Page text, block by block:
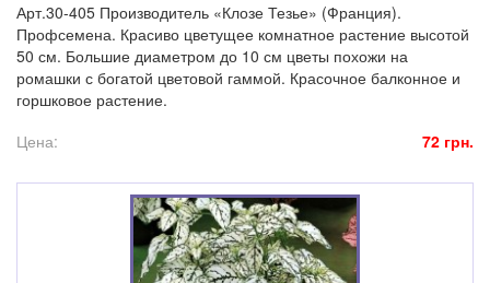
Арт.30-405 Производитель «Клозе Тезье» (Франция).
Профсемена. Красиво цветущее комнатное растение высотой
50 см. Большие диаметром до 10 см цветы похожи на
ромашки с богатой цветовой гаммой. Красочное балконное и
горшковое растение.
Цена:
72 грн.